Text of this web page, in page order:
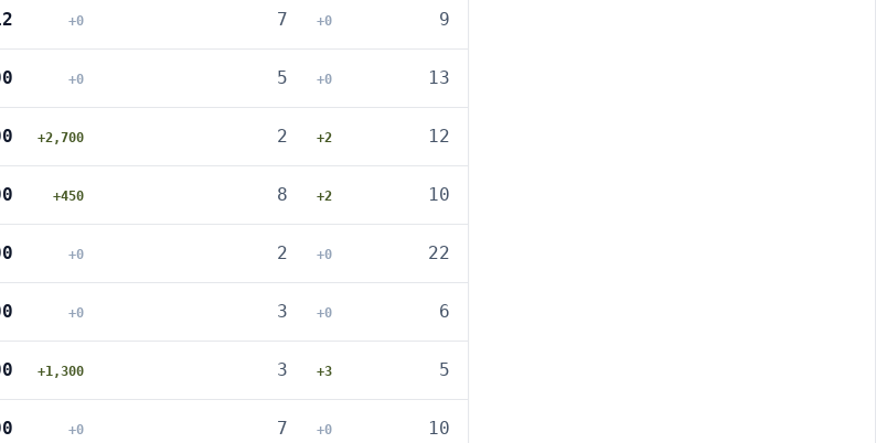
+0 7 +0 9
+0 5 +0 13
+2,700 2 +2 12
+450 8 +2 10
+0 2 +0 22
+0 3 +0 6
+1,300 3 +3 5
+0 7 +0 10